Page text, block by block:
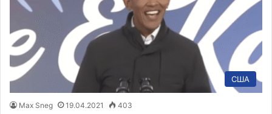
США
Max Sneg 19.04.2021 403